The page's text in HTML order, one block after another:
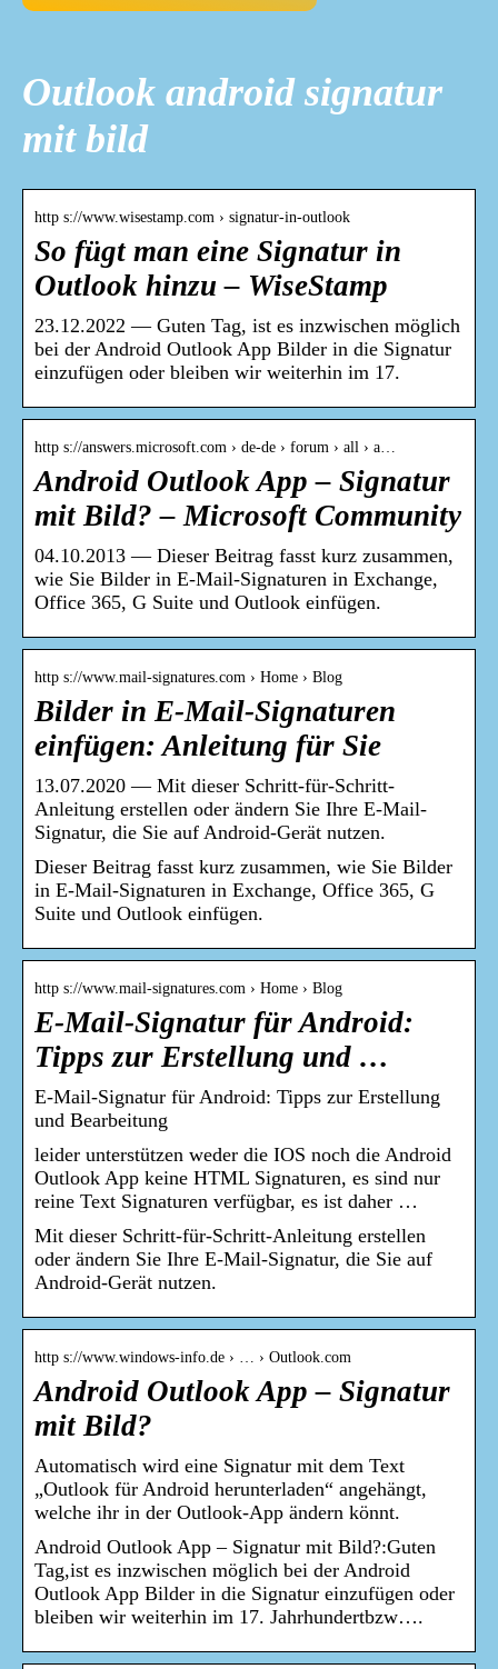
Outlook android signatur
mit bild
http s://www.wisestamp.com › signatur-in-outlook
So fügt man eine Signatur in
Outlook hinzu – WiseStamp
23.12.2022 — Guten Tag, ist es inzwischen möglich
bei der Android Outlook App Bilder in die Signatur
einzufügen oder bleiben wir weiterhin im 17.
http s://answers.microsoft.com › de-de › forum › all › a…
Android Outlook App – Signatur
mit Bild? – Microsoft Community
04.10.2013 — Dieser Beitrag fasst kurz zusammen,
wie Sie Bilder in E-Mail-Signaturen in Exchange,
Office 365, G Suite und Outlook einfügen.
http s://www.mail-signatures.com › Home › Blog
Bilder in E-Mail-Signaturen
einfügen: Anleitung für Sie
13.07.2020 — Mit dieser Schritt-für-Schritt-
Anleitung erstellen oder ändern Sie Ihre E-Mail-
Signatur, die Sie auf Android-Gerät nutzen.
Dieser Beitrag fasst kurz zusammen, wie Sie Bilder
in E-Mail-Signaturen in Exchange, Office 365, G
Suite und Outlook einfügen.
http s://www.mail-signatures.com › Home › Blog
E-Mail-Signatur für Android:
Tipps zur Erstellung und …
E-Mail-Signatur für Android: Tipps zur Erstellung
und Bearbeitung
leider unterstützen weder die IOS noch die Android
Outlook App keine HTML Signaturen, es sind nur
reine Text Signaturen verfügbar, es ist daher …
Mit dieser Schritt-für-Schritt-Anleitung erstellen
oder ändern Sie Ihre E-Mail-Signatur, die Sie auf
Android-Gerät nutzen.
http s://www.windows-info.de › … › Outlook.com
Android Outlook App – Signatur
mit Bild?
Automatisch wird eine Signatur mit dem Text
„Outlook für Android herunterladen“ angehängt,
welche ihr in der Outlook-App ändern könnt.
Android Outlook App – Signatur mit Bild?:Guten
Tag,ist es inzwischen möglich bei der Android
Outlook App Bilder in die Signatur einzufügen oder
bleiben wir weiterhin im 17. Jahrhundertbzw….